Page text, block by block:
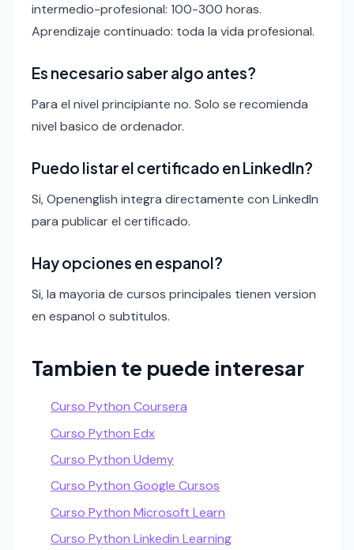
intermedio-profesional: 100-300 horas.
Aprendizaje continuado: toda la vida profesional.
Es necesario saber algo antes?
Para el nivel principiante no. Solo se recomienda
nivel basico de ordenador.
Puedo listar el certificado en LinkedIn?
Si, Openenglish integra directamente con LinkedIn
para publicar el certificado.
Hay opciones en espanol?
Si, la mayoria de cursos principales tienen version
en espanol o subtitulos.
Tambien te puede interesar
Curso Python Coursera
Curso Python Edx
Curso Python Udemy
Curso Python Google Cursos
Curso Python Microsoft Learn
Curso Python Linkedin Learning